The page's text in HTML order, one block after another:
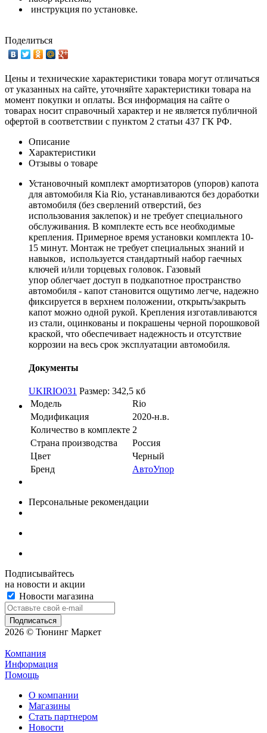
инструкция по установке.
Поделиться
Цены и технические характеристики товара могут отличаться
от указанных на сайте, уточняйте характеристики товара на
момент покупки и оплаты. Вся информация на сайте о
товарах носит справочный характер и не является публичной
офертой в соответствии с пунктом 2 статьи 437 ГК РФ.
Описание
Характеристики
Отзывы о товаре
Установочный комплект амортизаторов (упоров) капота
для автомобиля Kia Rio, устанавливаются без доработки
автомобиля (без сверлений отверстий, без
использования заклепок) и не требует специального
обслуживания. В комплекте есть все необходимые
крепления. Примерное время установки комплекта 10-
15 минут. Монтаж не требует специальных знаний и
навыков, используется стандартный набор гаечных
ключей и/или торцевых головок. Газовый
упор облегчает доступ в подкапотное пространство
автомобиля - капот становится ощутимо легче, надежно
фиксируется в верхнем положении, открыть/закрыть
капот можно одной рукой. Крепления изготавливаются
из стали, оцинкованы и покрашены черной порошковой
краской, что обеспечивает надежность и отсутствие
коррозии на весь срок эксплуатации автомобиля.
Документы
UKIRIO031 Размер: 342,5 кб
Модель
Rio
Модификация
2020-н.в.
Количество в комплекте 2
Страна производства
Россия
Цвет
Черный
Бренд
АвтоУпор
Персональные рекомендации
Подписывайтесь
на новости и акции
Новости магазина
2026 © Тюнинг Маркет
Компания
Информация
Помощь
О компании
Магазины
Стать партнером
Новости